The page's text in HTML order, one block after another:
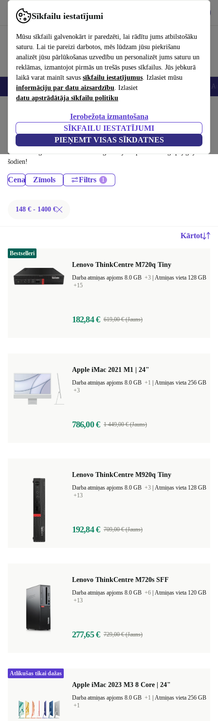
Sīkfailu iestatījumi
Mūsu sīkfaili galvenokārt ir paredzēti, lai rādītu jums atbilstošāku
saturu. Lai tie pareizi darbotos, mēs lūdzam jūsu piekrišanu
analizēt jūsu pārlūkošanas uzvedību un personalizēt jums saturu un
reklāmas, izmantojot pirmās un trešās puses sīkfailus. Jūs jebkurā
laikā varat mainīt savus sīkfailu iestatījumus. Izlasiet mūsu
informāciju par datu aizsardzību. Izlasiet
datu apstrādātāja sīkfailu politiku
Ierobežota izmantošana
SĪKFAILU IESTATĪJUMI
PIEŅEMT VISAS SĪKDATNES
Izmantojiet refurbed ātri un viegli
Viedtālruņi Portatīvie datori Planšetes Viedpulksteņi
Galddatori:
Sertificēti atjaunoti Galddatori līdz 1400 € – ietaupiet līdz 40 %.
30 dienu atgriešana un 12 mēnešu garantija. Iepērcieties ilgtspējīgi jau
šodien!
Cena Zīmols Filtrs
148 € - 1400 €
Kārtot
Lenovo ThinkCentre M720q Tiny
Darba atmiņas apjoms 8.0 GB +3 Atmiņas vieta 128 GB
+15
182,84 € 619,00 € (Jauns)
Bestselleri
Apple iMac 2021 M1 | 24"
Darba atmiņas apjoms 8.0 GB +1
Atmiņas vieta 256 GB
+3
786,00 € 1 449,00 € (Jauns)
Lenovo ThinkCentre M920q Tiny
Darba atmiņas apjoms 8.0 GB +3 Atmiņas vieta 128 GB
+13
192,84 € 709,00 € (Jauns)
Lenovo ThinkCentre M720s SFF
Darba atmiņas apjoms 8.0 GB +6 Atmiņas vieta 120 GB
+13
277,65 € 729,00 € (Jauns)
Apple iMac 2023 M3 8 Core | 24"
Darba atmiņas apjoms 8.0 GB +1
Atmiņas vieta 256 GB
+1
Atlikušas tikai dažas